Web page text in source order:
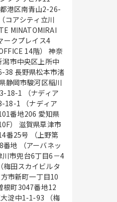
港区南青山2-26-
コアシティ立川
MINATOMIRAI
ークプレイス4
14階） 神奈
市中央区上所中
38 長野県松本市渚
静岡市駿河区稲川
18-1 （ナディア
18-1 （ナディア
番地206 愛知県
） 滋賀県草津市
番25号 （上野第
地 （アーバネッ
川市兜台6丁目6－4
梅田スカイビルタ
市新町一丁目10
根町3047番地12
淀中1-1-93 （梅